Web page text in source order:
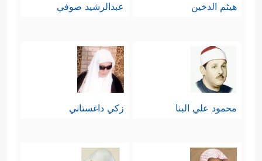
هيثم الدخين عبدالرشيد صوفي
محمود علي البنا زكي داغستاني